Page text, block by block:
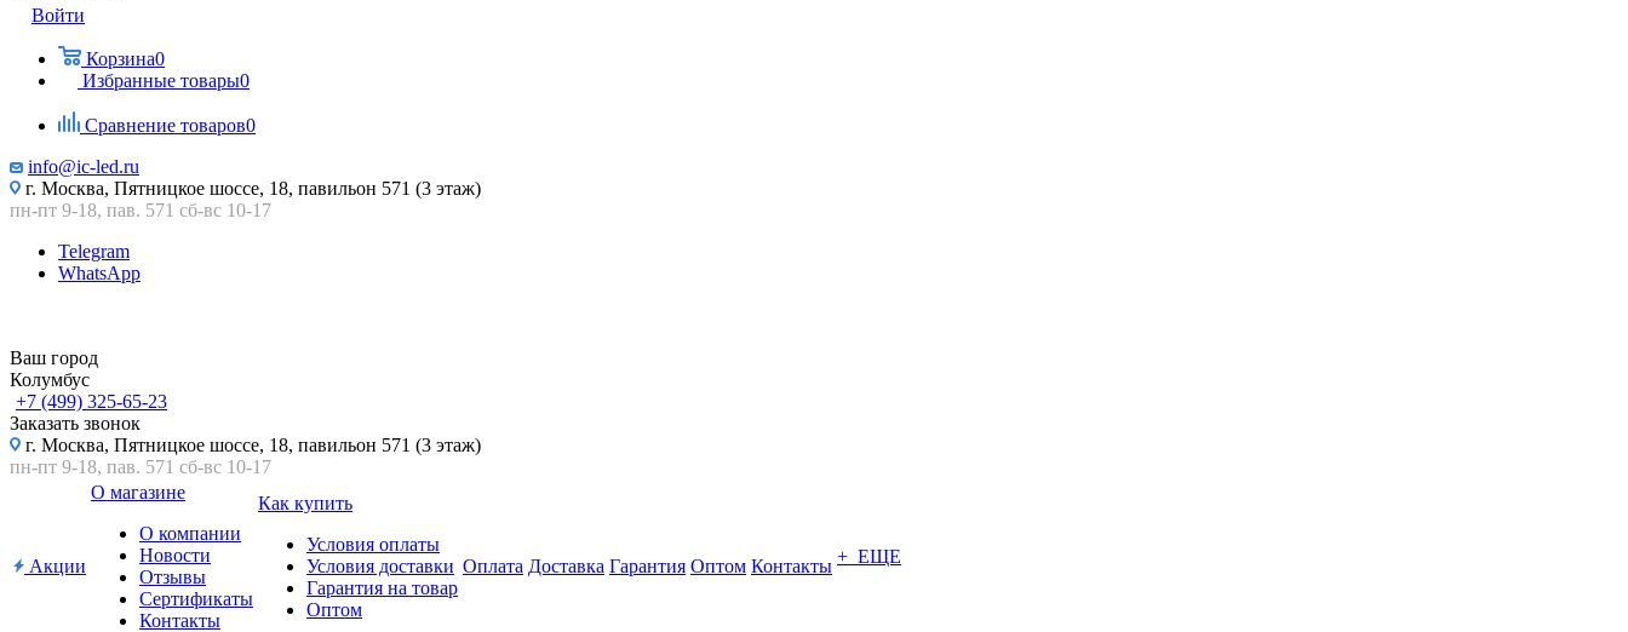
Войти
Корзина0
Избранные товары0
Сравнение товаров0
info@ic-led.ru
г. Москва, Пятницкое шоссе, 18, павильон 571 (3 этаж)
пн-пт 9-18, пав. 571 сб-вс 10-17
Telegram
WhatsApp
Ваш город
Колумбус
+7 (499) 325-65-23
Заказать звонок
г. Москва, Пятницкое шоссе, 18, павильон 571 (3 этаж)
пн-пт 9-18, пав. 571 сб-вс 10-17
Акции
О магазине
О компании
Новости
Отзывы
Сертификаты
Контакты
Как купить
Условия оплаты
Условия доставки
Гарантия на товар
Оптом
Оплата Доставка Гарантия Оптом Контакты + ЕЩЕ